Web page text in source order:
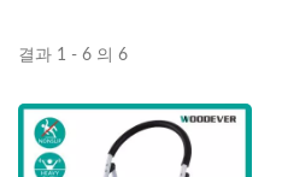
결과 1 - 6 의 6